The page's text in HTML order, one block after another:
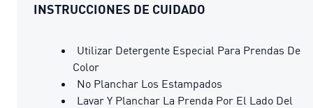
INSTRUCCIONES DE CUIDADO
Utilizar Detergente Especial Para Prendas De
Color
No Planchar Los Estampados
Lavar Y Planchar La Prenda Por El Lado Del